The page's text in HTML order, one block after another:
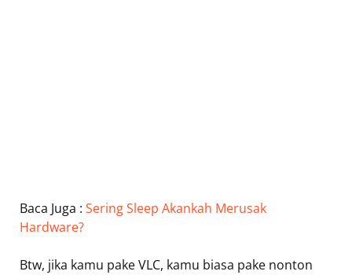
Baca Juga : Sering Sleep Akankah Merusak
Hardware?
Btw, jika kamu pake VLC, kamu biasa pake nonton